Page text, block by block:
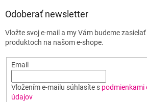
Odoberať newsletter
Vložte svoj e-mail a my Vám budeme
produktoch na našom e-shope.
Email
Vložením e-mailu súhlasíte s podmienkami
údajov